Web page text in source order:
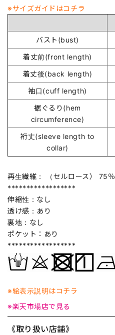
※サイズガイドはコチラ
バスト(bust)
着丈前(front length)
着丈後(back length)
袖口(cuff length)
裾ぐるり(hem
circumference)
裄丈(sleeve length to
collar)
再生繊維： （セルロース） 75
******************
伸縮性：なし
透け感：あり
裏地：なし
ポケット：あり
******************
※絵表示説明はコチラ
※楽天市場店で見る
《取り扱い店舗》